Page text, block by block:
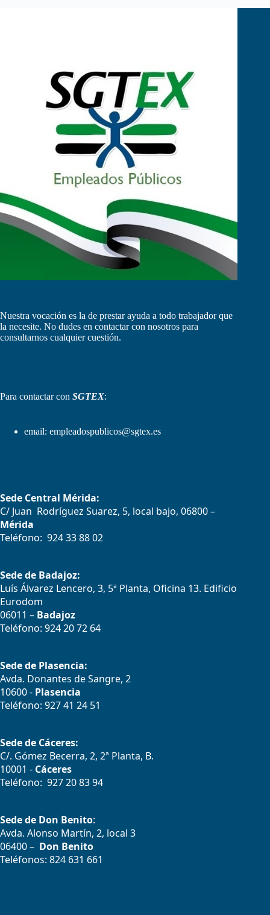
Nuestra vocación es la de prestar ayuda a todo trabajador que
la necesite. No dudes en contactar con nosotros para
consultarnos cualquier cuestión.
Para contactar con SGTEX:
email: empleadospublicos@sgtex.es
Sede Central Mérida:
C/ Juan Rodríguez Suarez, 5, local bajo, 06800 –
Mérida
Teléfono: 924 33 88 02
Sede de Badajoz:
Luís Álvarez Lencero, 3, 5ª Planta, Oficina 13. Edificio
Eurodom
06011 – Badajoz
Teléfono: 924 20 72 64
Sede de Plasencia:
Avda. Donantes de Sangre, 2
10600 - Plasencia
Teléfono: 927 41 24 51
Sede de Cáceres:
C/. Gómez Becerra, 2, 2ª Planta, B.
10001 - Cáceres
Teléfono: 927 20 83 94
Sede de Don Benito:
Avda. Alonso Martín, 2, local 3
06400 – Don Benito
Teléfonos: 824 631 661